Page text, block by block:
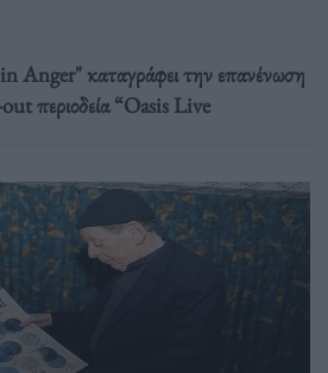
Anger" καταγράφει την επανένωση
περιοδεία “Oasis Live